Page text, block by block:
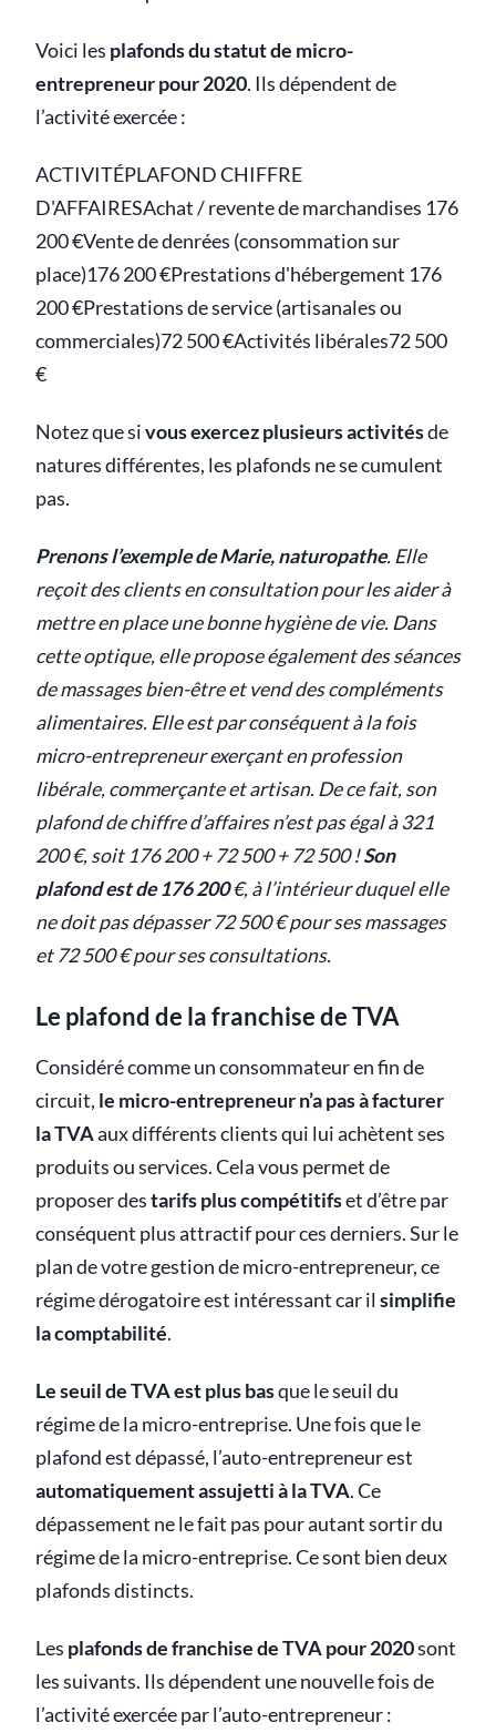
Voici les plafonds du statut de micro-
entrepreneur pour 2020. Ils dépendent de
l’activité exercée :
ACTIVITÉPLAFOND CHIFFRE
D'AFFAIRESAchat / revente de marchandises 176
200 €Vente de denrées (consommation sur
place)176 200 €Prestations d'hébergement 176
200 €Prestations de service (artisanales ou
commerciales)72 500 €Activités libérales72 500
€
Notez que sivous exercez plusieurs activitésde
natures différentes, les plafonds ne se cumulent
pas.
Prenons l’exemple de Marie, naturopathe. Elle
reçoit des clients en consultation pour les aider à
mettre en place une bonne hygiène de vie. Dans
cette optique, elle propose également des séances
de massages bien-être et vend des compléments
alimentaires. Elle est par conséquent à la fois
micro-entrepreneur exerçant en profession
libérale, commerçante et artisan. De ce fait, son
plafond de chiffre d’affaires n’est pas égal à 321
200 €, soit 176 200 + 72 500 + 72 500 !Son
plafond est de 176 200€, à l’intérieur duquel elle
ne doit pas dépasser 72 500 € pour ses massages
et 72 500 € pour ses consultations.
Le plafond de la franchise de TVA
Considéré comme un consommateur en fin de
circuit, le micro-entrepreneur n’a pas à facturer
la TVAaux différents clients qui lui achètent ses
produits ou services. Cela vous permet de
proposer destarifs plus compétitifset d’être par
conséquent plus attractif pour ces derniers. Sur le
plan de votre gestion de micro-entrepreneur, ce
régime dérogatoire est intéressant car il simplifie
la comptabilité.
Le seuil de TVA est plus basque le seuil du
régime de la micro-entreprise. Une fois que le
plafond est dépassé, l’auto-entrepreneur est
automatiquement assujetti à la TVA. Ce
dépassement ne le fait pas pour autant sortir du
régime de la micro-entreprise. Ce sont bien deux
plafonds distincts.
Les plafonds de franchise de TVA pour 2020sont
les suivants. Ils dépendent une nouvelle fois de
l’activité exercée par l’auto-entrepreneur :